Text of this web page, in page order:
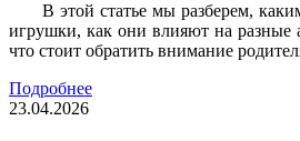
В этой статье мы разберем,
игрушки, как они влияют на разные
что стоит обратить внимание
Подробнее
23.04.2026